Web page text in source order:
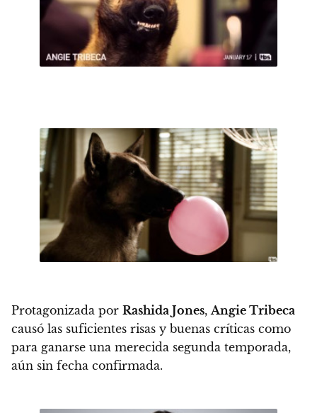
Protagonizada por Rashida Jones,Angie Tribeca
causó las suficientes risas y buenas críticas como
para ganarse una merecida segunda temporada,
aún sin fecha confirmada.